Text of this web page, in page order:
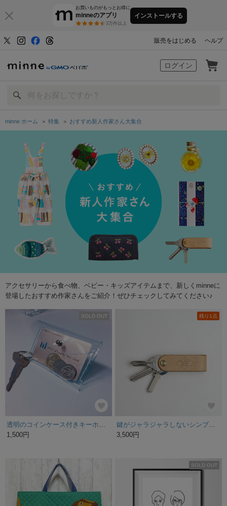
お買いものがもっとお得に
minneのアプリ
3万件以上
インストールする
販売をはじめる ヘルプ
ログイン
minne ホーム ＞ 特集 ＞ おすすめ新人作家さん大集合
アクセサリーから食べ物、ベビー・キッズアイテムまで、新しくminneに
登場したおすすめ作家さんをご紹介！ぜひチェックしてみてください♪
SOLD OUT
1,500円
残り1点
鍵がジャラジャラしないシンプル、ミニマルなキーケース、Key Organizerです。（キーオーガナイザー、キーホルダー） ヌメ革 本革 フルベジタブルタンニンレザー ウルトラライト
3,500円
SOLD OUT